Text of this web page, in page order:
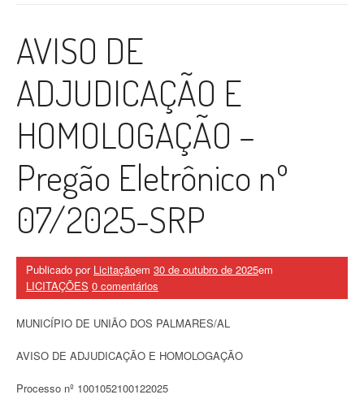
AVISO DE
ADJUDICAÇÃO E
HOMOLOGAÇÃO –
Pregão Eletrônico nº
07/2025-SRP
Publicado por Licitaçãoem 30 de outubro de 2025em
LICITAÇÕES 0 comentários
MUNICÍPIO DE UNIÃO DOS PALMARES/AL
AVISO DE ADJUDICAÇÃO E HOMOLOGAÇÃO
Processo nº 1001052100122025